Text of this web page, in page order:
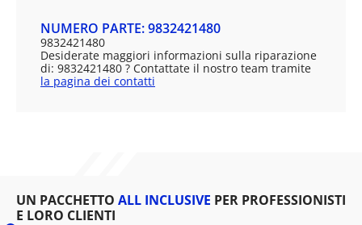
NUMERO PARTE: 9832421480
9832421480
Desiderate maggiori informazioni sulla riparazione
di: 9832421480 ? Contattate il nostro team tramite
la pagina dei contatti
UN PACCHETTO ALL INCLUSIVE PER PROFESSIONISTI
E LORO CLIENTI